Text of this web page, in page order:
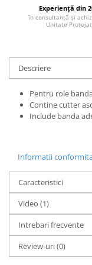
Articole pentru rufe,
geamuri, mobila
Intretinere si
Accesorii pentru
Tipografie si
Caiete si
Stampile, tusiere si
Protectia muncii si
Imbracaminte
Tricouri
Bluze & Pulovere
Experiență din
în consultanță și
Unitate
Descriere
Pentru role
Contine cutter
Include banda
Informatii
Caracteristici
Video (1)
Intrebari frecvente
Review-uri(0)